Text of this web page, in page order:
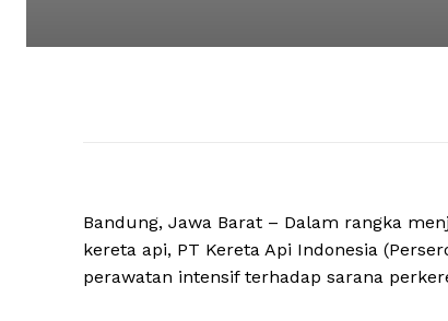
Bandung, Jawa Barat – Dalam rangka
kereta api, PT Kereta Api Indonesia
perawatan intensif terhadap sarana